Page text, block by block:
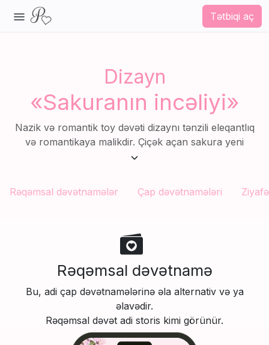
Tətbiqi aç
Dizayn
«Sakuranın incəliyi»
Nazik və romantik toy dəvəti dizaynı tənzili eleqantlıq
və romantikaya malikdir. Çiçək açan sakura yeni
həyatın başlanğıcının simvolu olaraq xüsusi gününüz
ifadə edən bu dəvət təbiət gözəlliyini və romantikanı
sevənlər üçün mükəmməldir.
Rəqəmsal dəvətnamələr Çap dəvətnamələri
Rəqəmsal dəvətnamə
Bu, adi çap dəvətnamələrinə əla alternativ və ya
əlavədir.
Rəqəmsal dəvət adi storis kimi görünür.